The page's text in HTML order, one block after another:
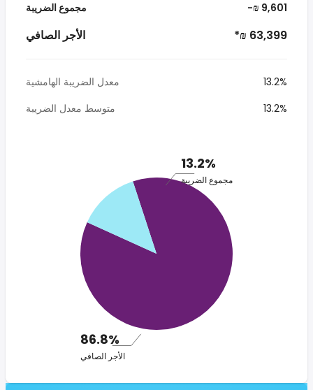
مجموع الضريبة -₪ 9,601
الأجر الصافي *₪ 63,399
معدل الضريبة الهامشية
13.2%
متوسط معدل الضريبة
13.2%
13.2%
مجموع الضريبة
86.8%
الأجر الصافي